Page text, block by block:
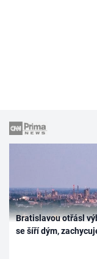
Bratislavou otřásl
se šíří dým,